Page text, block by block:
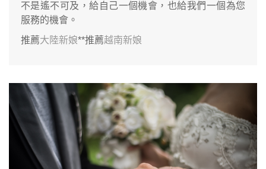
不是遙不可及，給自己一個機會，也給我們一個為您
服務的機會。
推薦大陸新娘**推薦越南新娘